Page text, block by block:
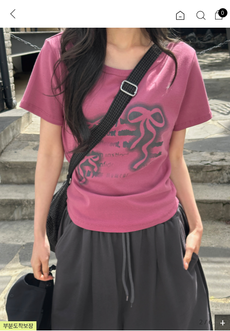
로그인 0
ENG
TW
콘텐츠 리뷰 & 혜택 플러스핏 회원혜택
CATEGORY COMMUNITY
도착보장⚡
인플루언서 pick!
신상 5%
베스트
MADE
세트할인 ~30%
하객룩
살안타템
ALL
익스클루시브
아우터
티셔츠
니트
블라우스
원피스
팬츠
0
2 /6 +